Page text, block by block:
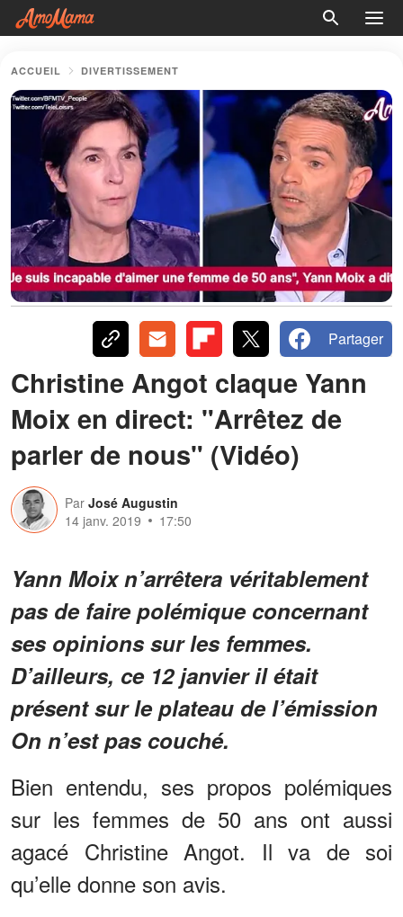
ACCUEIL DIVERTISSEMENT
Partager
Christine Angot claque Yann
Moix en direct: "Arrêtez de
parler de nous" (Vidéo)
Par José Augustin
14 janv. 2019
17:50
Yann Moix n’arrêtera véritablement
pas de faire polémique concernant
ses opinions sur les femmes.
D’ailleurs, ce 12 janvier il était
présent sur le plateau de l’émission
On n’est pas couché.
Bien entendu, ses propos polémiques
sur les femmes de 50 ans ont aussi
agacé Christine Angot. Il va de soi
qu’elle donne son avis.